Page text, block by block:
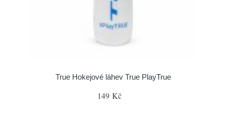
True Hokejové láhev True PlayTrue
149 Kč